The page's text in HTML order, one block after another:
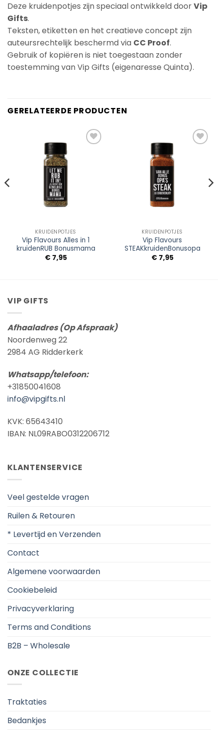
Deze kruidenpotjes zijn speciaal ontwikkeld doorVip
Gifts.
Teksten, etiketten en het creatieve concept zijn
auteursrechtelijk beschermd via CC Proof.
Gebruik of kopiëren is niet toegestaan zonder
toestemming van Vip Gifts (eigenaresse Quinta).
GERELATEERDE PRODUCTEN
KRUIDENPOTJES
Vip Flavours Alles in 1
kruidenRUB Bonusmama
€7,95
KRUIDENPOTJES
Vip Flavours
STEAKkruidenBonusopa
€7,95
VIP GIFTS
Afhaaladres (Op Afspraak)
Noordenweg 22
2984 AG Ridderkerk
Whatsapp/telefoon:
+31850041608
info@vipgifts.nl
KVK: 65643410
IBAN: NL09RABO0312206712
KLANTENSERVICE
Veel gestelde vragen
Ruilen & Retouren
* Levertijd en Verzenden
Contact
Algemene voorwaarden
Cookiebeleid
Privacyverklaring
Terms and Conditions
B2B – Wholesale
ONZE COLLECTIE
Traktaties
Bedankjes